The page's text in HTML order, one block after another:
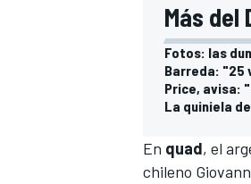
Más del
Fotos: las
Barreda: "25
Price, avisa:
La quiniela
En quad, el
chileno